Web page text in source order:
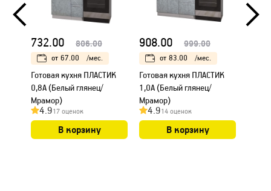
732.00 806.00
от 67.00 /мес.
Готовая кухня ПЛАСТИК
0,8А (Белый глянец/
Мрамор)
4.917 оценок
В корзину
908.00 999.00
от 83.00 /мес.
Готовая кухня ПЛАСТИК
1,0А (Белый глянец/
Мрамор)
4.914 оценок
В корзину